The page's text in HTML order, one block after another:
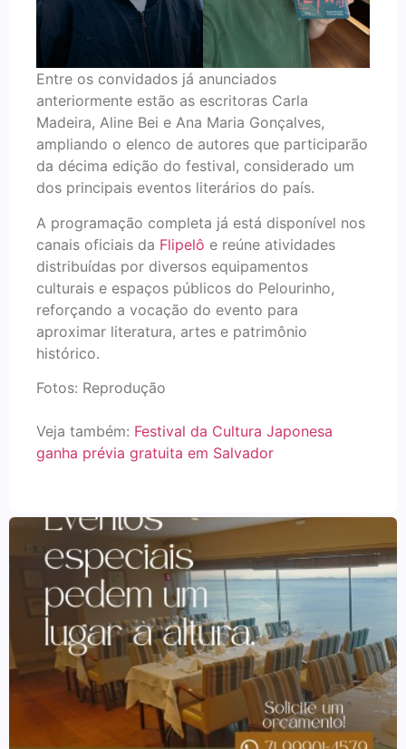
Entre os convidados já anunciados
anteriormente estão as escritoras Carla
Madeira, Aline Bei e Ana Maria Gonçalves,
ampliando o elenco de autores que participarão
da décima edição do festival, considerado um
dos principais eventos literários do país.
A programação completa já está disponível nos
canais oficiais da Flipelô e reúne atividades
distribuídas por diversos equipamentos
culturais e espaços públicos do Pelourinho,
reforçando a vocação do evento para
aproximar literatura, artes e patrimônio
histórico.
Fotos: Reprodução
Veja também: Festival da Cultura Japonesa
ganha prévia gratuita em Salvador